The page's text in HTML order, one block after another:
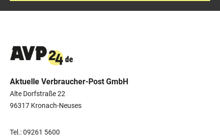
Aktuelle Verbraucher-Post GmbH
Alte Dorfstraße 22
96317 Kronach-Neuses
Tel.: 09261 5600